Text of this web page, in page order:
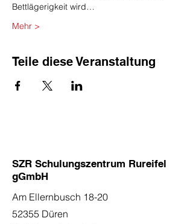
Bettlägerigkeit wird…
Mehr >
Teile diese Veranstaltung
SZR Schulungszentrum Rureifel
gGmbH
Am Ellernbusch 18-20
52355 Düren